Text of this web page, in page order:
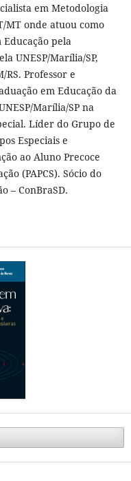
em Metodologia
MT onde atuou como
pela
UNESP/Marília/SP,
RS. Professor e
em Educação da
Marília/SP na
Líder do Grupo de
Especiais e
ao Aluno Precoce
(PAPCS). Sócio do
– ConBraSD.